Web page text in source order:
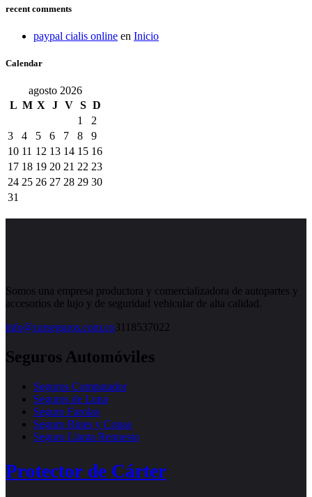
recent comments
paypal cialis online en Inicio
Calendar
agosto 2026
L M X J V S D
1
2
3
4 5 6 7 8
9
10 11 12 13 14 15 16
17 18 19 20 21 22 23
24 25 26 27 28 29 30
31
Somos una empresa productora y comercializadora de autopartes y
accesorios de lujo y de seguridad vehicular de alta calidad.
info@carseguros.com.co3118537022
Seguros Automóviles
Seguros Computador
Seguros de Luna
Seguro Farolas
Seguro Rines y Copas
Seguro Llanta Repuesto
Protector de Cárter